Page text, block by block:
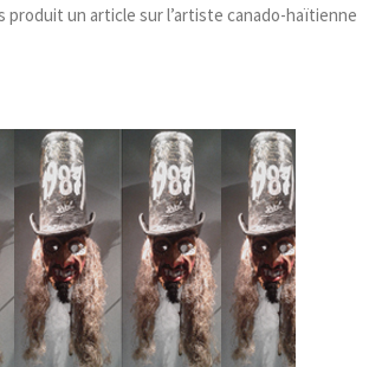
produit un article sur l’artiste canado-haïtienne